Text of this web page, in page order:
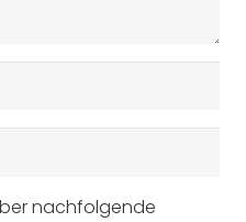
nachfolgende